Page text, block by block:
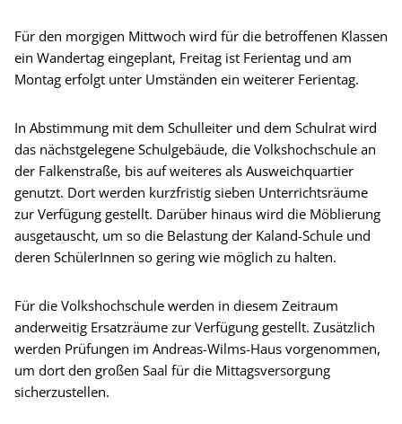
Für den morgigen Mittwoch wird für die betroffenen Klassen
ein Wandertag eingeplant, Freitag ist Ferientag und am
Montag erfolgt unter Umständen ein weiterer Ferientag.
In Abstimmung mit dem Schulleiter und dem Schulrat wird
das nächstgelegene Schulgebäude, die Volkshochschule an
der Falkenstraße, bis auf weiteres als Ausweichquartier
genutzt. Dort werden kurzfristig sieben Unterrichtsräume
zur Verfügung gestellt. Darüber hinaus wird die Möblierung
ausgetauscht, um so die Belastung der Kaland-Schule und
deren SchülerInnen so gering wie möglich zu halten.
Für die Volkshochschule werden in diesem Zeitraum
anderweitig Ersatzräume zur Verfügung gestellt. Zusätzlich
werden Prüfungen im Andreas-Wilms-Haus vorgenommen,
um dort den großen Saal für die Mittagsversorgung
sicherzustellen.